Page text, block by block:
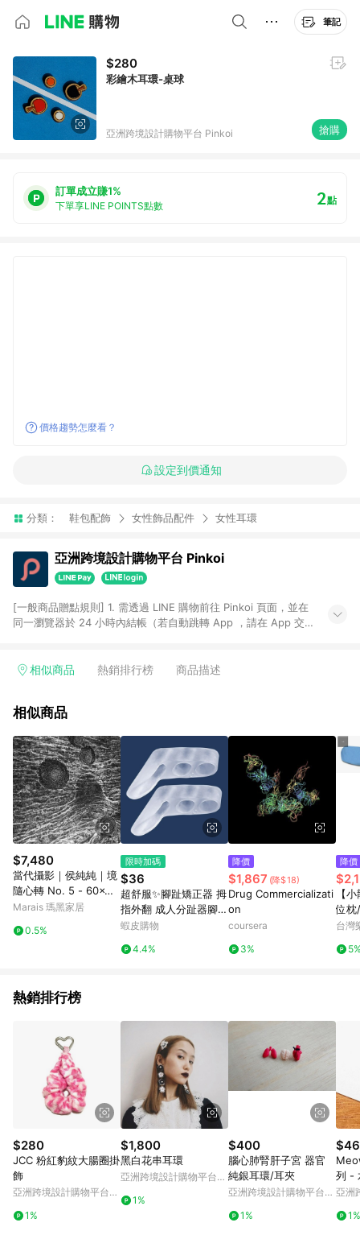
筆記
$280
彩繪木耳環-桌球
亞洲跨境設計購物平台 Pinkoi 搶購
訂單成立賺1%
下單享LINE POINTS點數 2點
價格趨勢怎麼看？
設定到價通知
分類： 鞋包配飾 女性飾品配件 女性耳環
亞洲跨境設計購物平台 Pinkoi
[一般商品贈點規則] 1. 需透過 LINE 購物前往 Pinkoi 頁面，並在
同一瀏覽器於 24 小時內結帳（若自動跳轉 App ，請在 App 交
回饋訂單不得享有 Pinkoi 站方優惠，例如首購優惠，P coins，
行為，不具贈點資格，部分退款不在此限。 6. APP 請更新至
貨後 45 天後發送。 8. 群眾募資商品，禮物卡，開館保證金，補
運費，攤位費等不具贈點資格。 9. LINE 購物站上之商品規格、
顏色、價位、贈品如與 Pinkoi 商品資訊頁及購物車不符，以
Pinkoi 購物商品資訊頁及購物車標示為準。 10. 點數紅包使用規
則請以點數紅包活動說明為準。 11. 若於 LINE 購物前往 Pinkoi
頁面後才首次下載 Pinkoi APP 並完成訂單，不符合導購資格；承
上，首次下載 Pinkoi APP 後，需透過 LINE 購物前往 Pinkoi 頁
面，方享導購資格。
相似商品 熱銷排行榜 商品描述
相似商品
$7,480
當代攝影｜侯純純｜境
隨心轉 No. 5 - 60x60
cm-黑色鋁框
Marais 瑪黑家居
0.5%
限時加碼
$36
超舒服✨腳趾矯正器 拇
指外翻 成人分趾器腳趾
矯正器內外重疊擠壓小
鞋防磨
蝦皮購物
4.4%
降價
$1,867 (降$18)
Drug Commercializati
on
coursera
3%
降價
【
位枕
2
台灣
熱銷排行榜
$280
JCC 粉紅豹紋大腸圈掛
飾
亞洲跨境設計購物平台
1%
$1,800
黑白花串耳環
亞洲跨境設計購物平台
1%
$400
腦心肺腎肝子宮 器官
純銀耳環/耳夾
亞洲跨境設計購物平台
1%
列 -
亞洲
1%